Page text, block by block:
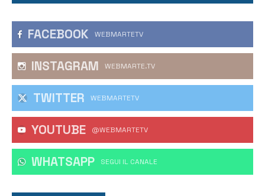
FACEBOOK WEBMARTETV
INSTAGRAM WEBMARTE.TV
TWITTER WEBMARTETV
YOUTUBE @WEBMARTETV
WHATSAPP ‎SEGUI IL CANALE